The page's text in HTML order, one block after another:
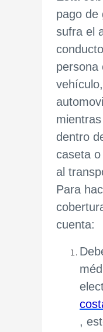
pago de
sufra el
persona
dentro
caseta
al
Para
cuenta:
,